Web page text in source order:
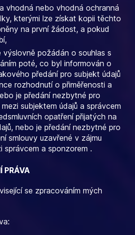
vhodná nebo vhodná ochranná
kterými lze získat kopii těchto
na první žádost, a pokud
výslovně požádán o souhlas s
poté, co byl informován o
předání pro subjekt údajů
rozhodnutí o přiměřenosti a
je předání nezbytné pro
subjektem údajů a správcem
opatření přijatých na
nebo je předání nezbytné pro
smlouvy uzavřené v zájmu
správcem a sponzorem .
PRÁVA
se zpracováním mých